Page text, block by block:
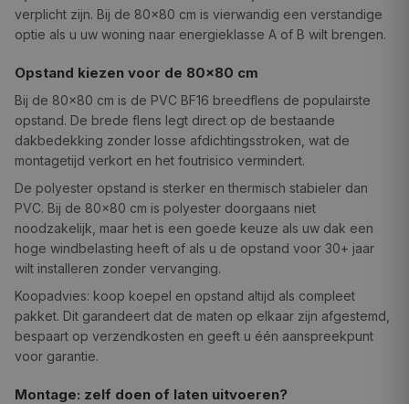
verplicht zijn. Bij de 80×80 cm is vierwandig een verstandige
optie als u uw woning naar energieklasse A of B wilt brengen.
Opstand kiezen voor de 80×80 cm
Bij de 80×80 cm is de PVC BF16 breedflens de populairste
opstand. De brede flens legt direct op de bestaande
dakbedekking zonder losse afdichtingsstroken, wat de
montagetijd verkort en het foutrisico vermindert.
De polyester opstand is sterker en thermisch stabieler dan
PVC. Bij de 80×80 cm is polyester doorgaans niet
noodzakelijk, maar het is een goede keuze als uw dak een
hoge windbelasting heeft of als u de opstand voor 30+ jaar
wilt installeren zonder vervanging.
Koopadvies: koop koepel en opstand altijd als compleet
pakket. Dit garandeert dat de maten op elkaar zijn afgestemd,
bespaart op verzendkosten en geeft u één aanspreekpunt
voor garantie.
Montage: zelf doen of laten uitvoeren?